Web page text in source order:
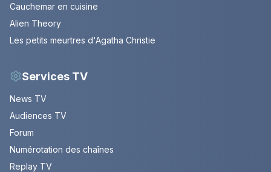
Cauchemar en cuisine
Alien Theory
Les petits meurtres d'Agatha Christie
Services TV
News TV
Audiences TV
Forum
Numérotation des chaînes
Replay TV